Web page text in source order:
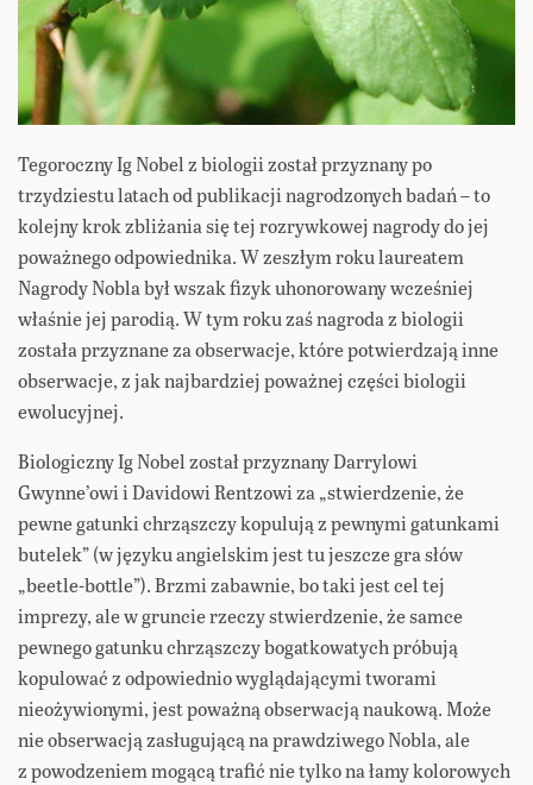
Tegoroczny Ig Nobel z biologii został przyznany po
trzydziestu latach od publikacji nagrodzonych badań – to
kolejny krok zbliżania się tej rozrywkowej nagrody do jej
poważnego odpowiednika. W zeszłym roku laureatem
Nagrody Nobla był wszak fizyk uhonorowany wcześniej
właśnie jej parodią. W tym roku zaś nagroda z biologii
została przyznane za obserwacje, które potwierdzają inne
obserwacje, z jak najbardziej poważnej części biologii
ewolucyjnej.
Biologiczny Ig Nobel został przyznany Darrylowi
Gwynne’owi i Davidowi Rentzowi za „stwierdzenie, że
pewne gatunki chrząszczy kopulują z pewnymi gatunkami
butelek” (w języku angielskim jest tu jeszcze gra słów
„beetle-bottle”). Brzmi zabawnie, bo taki jest cel tej
imprezy, ale w gruncie rzeczy stwierdzenie, że samce
pewnego gatunku chrząszczy bogatkowatych próbują
kopulować z odpowiednio wyglądającymi tworami
nieożywionymi, jest poważną obserwacją naukową. Może
nie obserwacją zasługującą na prawdziwego Nobla, ale
z powodzeniem mogącą trafić nie tylko na łamy kolorowych